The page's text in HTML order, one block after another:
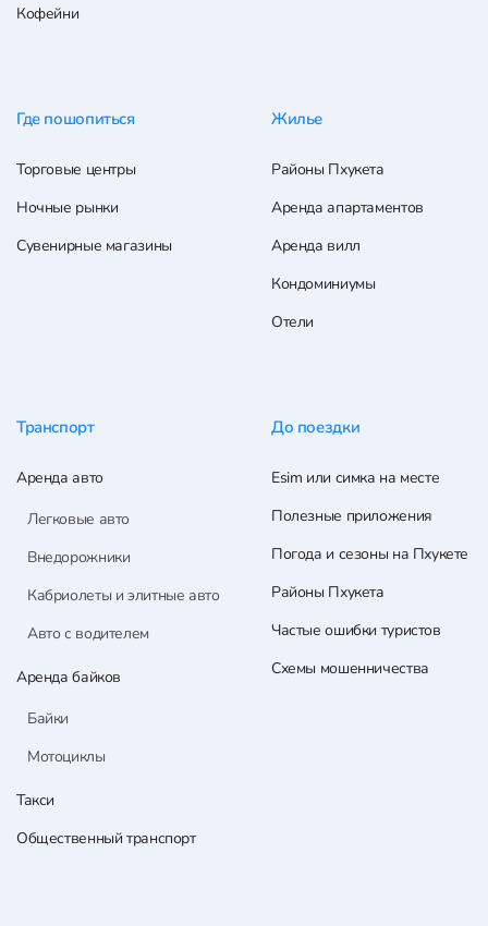
Кофейни
Где пошопиться
Торговые центры
Ночные рынки
Сувенирные магазины
Жилье
Районы Пхукета
Аренда апартаментов
Аренда вилл
Кондоминиумы
Отели
Транспорт
Аренда авто
Легковые авто
Внедорожники
Кабриолеты и элитные авто
Авто с водителем
Аренда байков
Байки
Мотоциклы
Такси
Общественный транспорт
До поездки
Esim или симка на месте
Полезные приложения
Погода и сезоны на Пхукете
Районы Пхукета
Частые ошибки туристов
Схемы мошенничества